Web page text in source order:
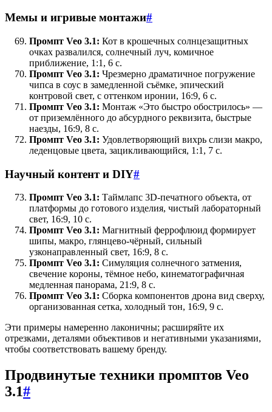
Мемы и игривые монтажи#
Промпт Veo 3.1: Кот в крошечных солнцезащитных
очках развалился, солнечный луч, комичное
приближение, 1:1, 6 с.
Промпт Veo 3.1: Чрезмерно драматичное погружение
чипса в соус в замедленной съёмке, эпический
контровой свет, с оттенком иронии, 16:9, 6 с.
Промпт Veo 3.1: Монтаж «Это быстро обострилось» —
от приземлённого до абсурдного реквизита, быстрые
наезды, 16:9, 8 с.
Промпт Veo 3.1: Удовлетворяющий вихрь слизи макро,
леденцовые цвета, зацикливающийся, 1:1, 7 с.
Научный контент и DIY#
Промпт Veo 3.1: Таймлапс 3D-печатного объекта, от
платформы до готового изделия, чистый лабораторный
свет, 16:9, 10 с.
Промпт Veo 3.1: Магнитный феррофлюид формирует
шипы, макро, глянцево-чёрный, сильный
узконаправленный свет, 16:9, 8 с.
Промпт Veo 3.1: Симуляция солнечного затмения,
свечение короны, тёмное небо, кинематографичная
медленная панорама, 21:9, 8 с.
Промпт Veo 3.1: Сборка компонентов дрона вид сверху,
организованная сетка, холодный тон, 16:9, 9 с.
Эти примеры намеренно лаконичны; расширяйте их
отрезками, деталями объективов и негативными указаниями,
чтобы соответствовать вашему бренду.
Продвинутые техники промптов Veo
3.1#